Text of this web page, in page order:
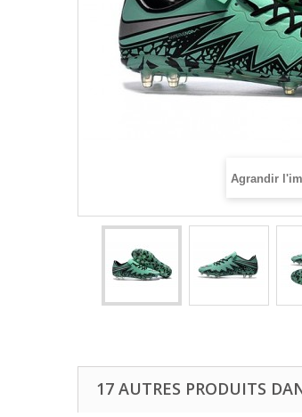
Agrandir
17 AUTRES PRODUITS